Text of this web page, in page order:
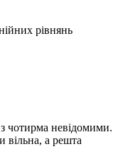
рівнянь
чотирма невідомими.
вільна, а решта